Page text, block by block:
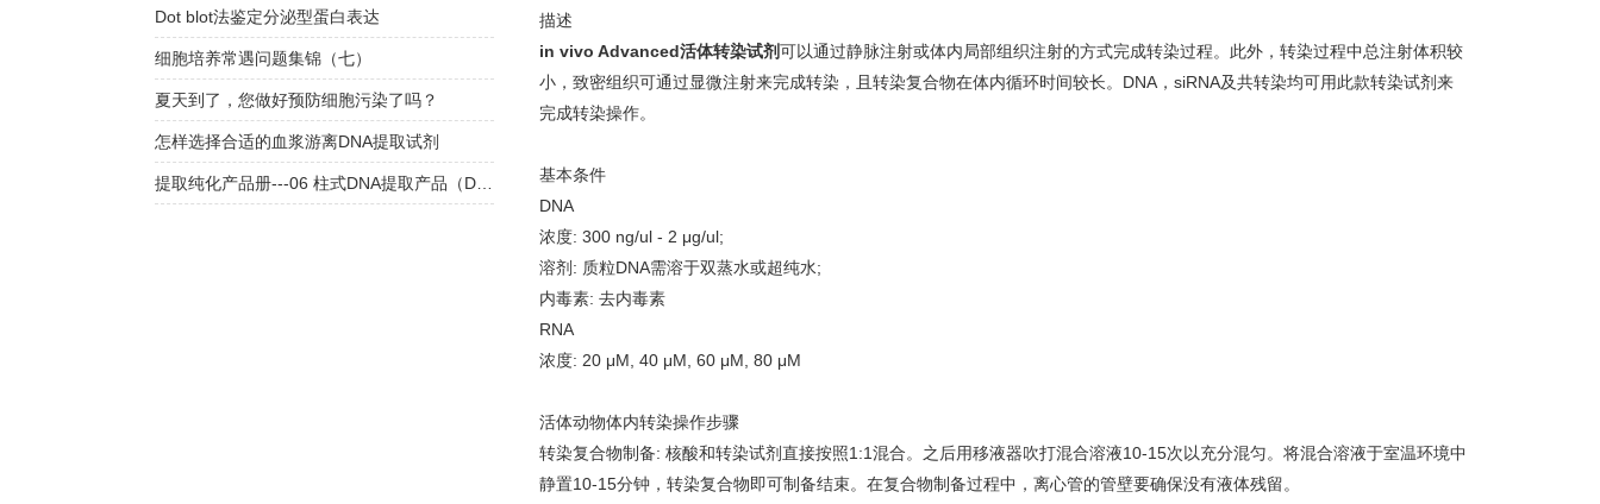
描述
in vivo Advanced活体转染试剂可以通过静脉注射或体内局部组织注射的方式完成转染过程。此外，转染过程中总注射体积较
小，致密组织可通过显微注射来完成转染，且转染复合物在体内循环时间较长。DNA，siRNA及共转染均可用此款转染试剂来
完成转染操作。
基本条件
DNA
浓度: 300 ng/ul - 2 μg/ul;
溶剂: 质粒DNA需溶于双蒸水或超纯水;
内毒素: 去内毒素
RNA
浓度: 20 μM, 40 μM, 60 μM, 80 μM
活体动物体内转染操作步骤
转染复合物制备: 核酸和转染试剂直接按照1:1混合。之后用移液器吹打混合溶液10-15次以充分混匀。将混合溶液于室温环境中
静置10-15分钟，转染复合物即可制备结束。在复合物制备过程中，离心管的管壁要确保没有液体残留。
Dot blot法鉴定分泌型蛋白表达
细胞培养常遇问题集锦（七）
夏天到了，您做好预防细胞污染了吗？
怎样选择合适的血浆游离DNA提取试剂
提取纯化产品册---06 柱式DNA提取产品（DC202、DC203）